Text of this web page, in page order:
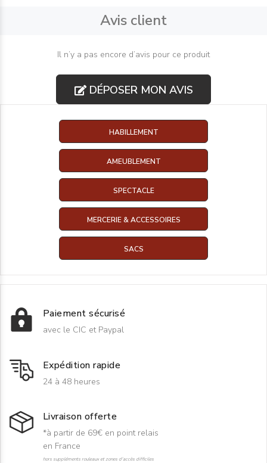
Avis client
Il n’y a pas encore d’avis pour ce produit
DÉPOSER MON AVIS
HABILLEMENT
AMEUBLEMENT
SPECTACLE
MERCERIE & ACCESSOIRES
SACS
Paiement sécurisé
avec le CIC et Paypal
Expédition rapide
24 à 48 heures
Livraison offerte
*à partir de 69€ en point relais
en France
hors suppléments rouleaux et zones d'accès difficiles